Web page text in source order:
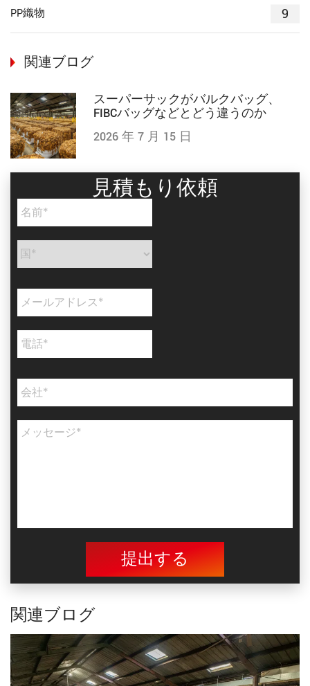
PP織物 9
関連ブログ
スーパーサックがバルクバッグ、
FIBCバッグなどとどう違うのか
2026 年 7 月 15 日
見積もり依頼
提出する
関連ブログ